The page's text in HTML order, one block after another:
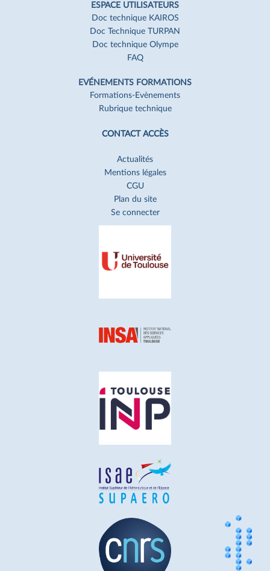
ESPACE UTILISATEURS
Doc technique KAIROS
Doc Technique TURPAN
Doc technique Olympe
FAQ
EVÉNEMENTS FORMATIONS
Formations-Evènements
Rubrique technique
CONTACT ACCÈS
Actualités
Mentions légales
CGU
Plan du site
Se connecter